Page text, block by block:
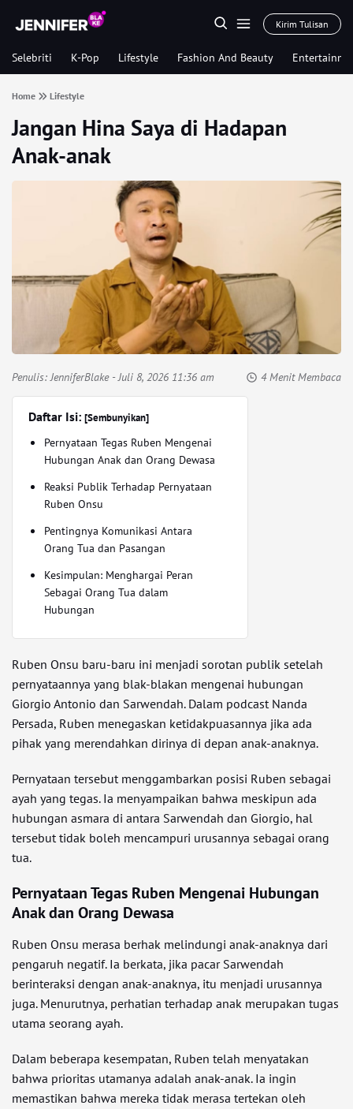
Kirim Tulisan
Selebriti K-Pop Lifestyle Fashion And Beauty
Home Lifestyle
Jangan Hina Saya di Hadapan
Anak-anak
Penulis:JenniferBlake- Juli 8, 2026 11:36 am 4 Menit Membaca
Daftar Isi: [Sembunyikan]
Pernyataan Tegas Ruben Mengenai
Hubungan Anak dan Orang Dewasa
Reaksi Publik Terhadap Pernyataan
Ruben Onsu
Pentingnya Komunikasi Antara
Orang Tua dan Pasangan
Kesimpulan: Menghargai Peran
Sebagai Orang Tua dalam
Hubungan
Ruben Onsu baru-baru ini menjadi sorotan publik setelah
pernyataannya yang blak-blakan mengenai hubungan
Giorgio Antonio dan Sarwendah. Dalam podcast Nanda
Persada, Ruben menegaskan ketidakpuasannya jika ada
pihak yang merendahkan dirinya di depan anak-anaknya.
Pernyataan tersebut menggambarkan posisi Ruben sebagai
ayah yang tegas. Ia menyampaikan bahwa meskipun ada
hubungan asmara di antara Sarwendah dan Giorgio, hal
tersebut tidak boleh mencampuri urusannya sebagai orang
tua.
Pernyataan Tegas Ruben Mengenai Hubungan
Anak dan Orang Dewasa
Ruben Onsu merasa berhak melindungi anak-anaknya dari
pengaruh negatif. Ia berkata, jika pacar Sarwendah
berinteraksi dengan anak-anaknya, itu menjadi urusannya
juga. Menurutnya, perhatian terhadap anak merupakan tugas
utama seorang ayah.
Dalam beberapa kesempatan, Ruben telah menyatakan
bahwa prioritas utamanya adalah anak-anak. Ia ingin
memastikan bahwa mereka tidak merasa tertekan oleh